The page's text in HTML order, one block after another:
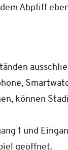
Abpfiff
können
1 und
geöffnet.